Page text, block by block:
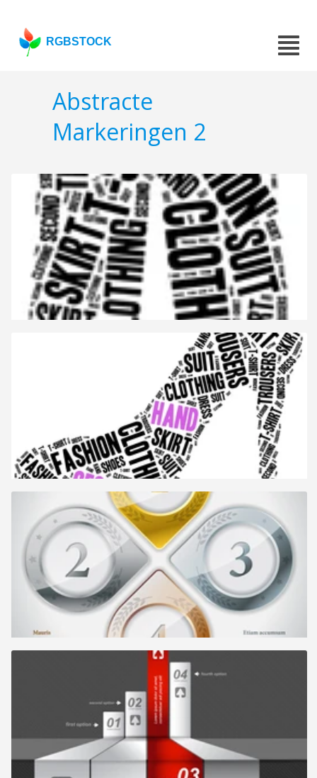
RGBSTOCK
Abstracte
Markeringen 2